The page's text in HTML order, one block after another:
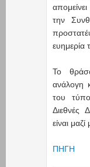
την
ευημερία
Το
ανάλογη
του
Διεθνές
είναι
ΠΗΓΗ